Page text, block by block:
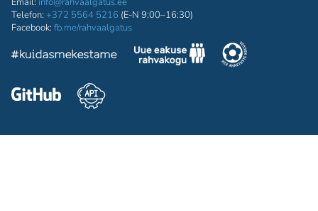
Telefon: +372 5564 5216 (E-N 9:00–16:30)
Facebook: fb.me/rahvaalgatus